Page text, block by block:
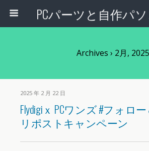
Archives › 2月, 2025
2025 年 2 月 22 日
Flydigiｘ PCワンズ #フォロ
リポストキャンペーン